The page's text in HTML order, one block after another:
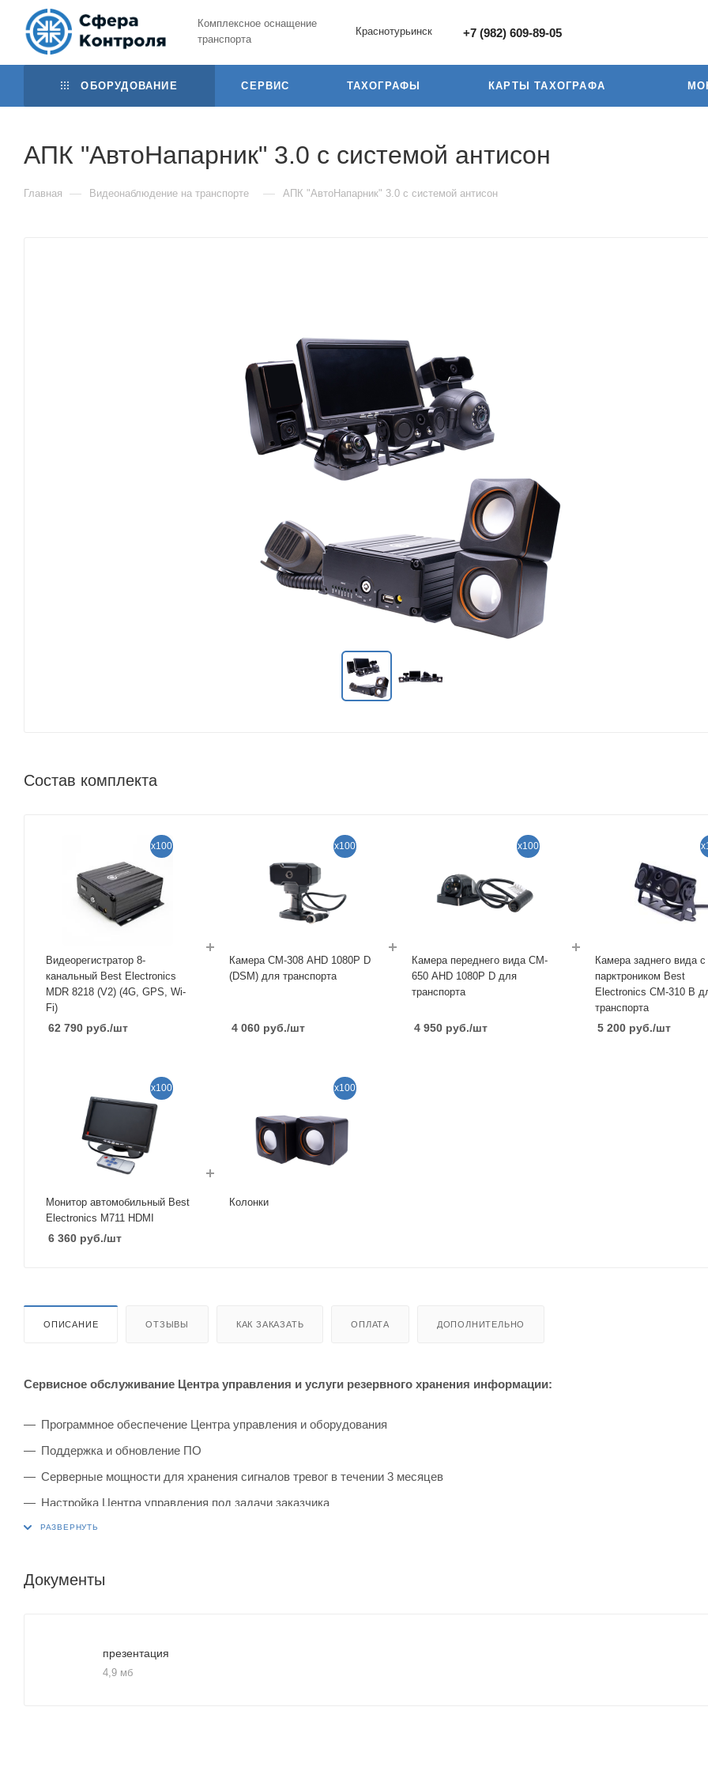
Комплексное оснащение
транспорта
Краснотурьинск +7 (982) 609-89-05
ОБОРУДОВАНИЕ СЕРВИС ТАХОГРАФЫ КАРТЫ ТАХОГРАФА
АПК "АвтоНапарник" 3.0 с системой антисон
Главная — Видеонаблюдение на транспорте — АПК "АвтоНапарник" 3.0 с системой антисон
Состав комплекта
x100
Видеорегистратор 8-
канальный Best Electronics
MDR 8218 (V2) (4G, GPS, Wi-
Fi)
62 790руб./шт
x100
Камера CM-308 AHD 1080P D
(DSM) для транспорта
4 060руб./шт
x100
Камера переднего вида CM-
650 AHD 1080P D для
транспорта
4 950 руб./шт
Камера заднего вида с
парктроником Best
Electronics CM-310 B
транспорта
5 200 руб./шт
x100
Монитор автомобильный Best
Electronics М711 HDMI
6 360руб./шт
x100
Колонки
ОПИСАНИЕ ОТЗЫВЫ КАК ЗАКАЗАТЬ ОПЛАТА ДОПОЛНИТЕЛЬНО
Сервисное обслуживание Центра управления и услуги резервного хранения информации:
Программное обеспечение Центра управления и оборудования
Поддержка и обновление ПО
Серверные мощности для хранения сигналов тревог в течении 3 месяцев
Настройка Центра управления под задачи заказчика
Интеграция с дополнительным оборудованием клиента по API
Техническая поддержка 24/7
Документы
презентация
4,9 мб